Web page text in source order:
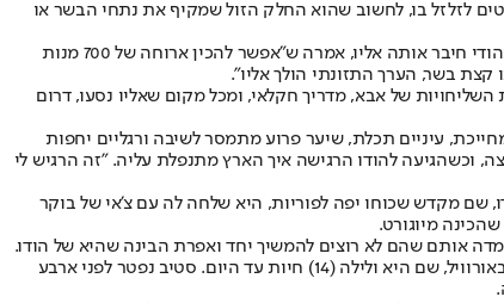
לזלזל בו, לחשוב שהוא החלק הזול שמקיף את נתחי הבשר או
כששאלתי את אפרת דביר, מחברת ספר הבישול "לאושר יש טעם של קארי", שיצא לאור בחודש מאי האחרון בהוצאת לאנצ'בוקס, מה מכל הדברים במטבח ההודי חיבר אותה אליו, אמרה ש"אפשר להכין ארוחה של 700 מנות
בשר, הערך התזונתי הולך אליו".
שכל ילדותה נסעה בעקבות השליחויות של אבא, מדריך חקלאי, ומכל מקום שאליו נסעו, דרום
היא מחייכת, עיניים תכלת, שיער פרוע מתמסר לשיבה ורגליים יחפות
וכשהגיעה להודו הרגישה איך הארץ מתנפלת עליה. "זה הרגיש לי
שם מקדש שכוחו יפה לפוריות, היא שלחה לה עם צ'אי של בוקר
מיוגורט.
לימדה אותם שהם לא רוצים להמשיך יחד ואפרת הבינה שהיא של הודו.
"פתאום הבנתי את כל הנקרעים מגעגועים לציון", היא אומרת. אחרי שלוש שנים היא חזרה לתת־היבשת, חזרה למחוז טאמיל נאדו, והפעם נטעה את ביתה באורוויל, שם היא ולילה (14) חיות עד היום. סטיב נפטר לפני ארבע